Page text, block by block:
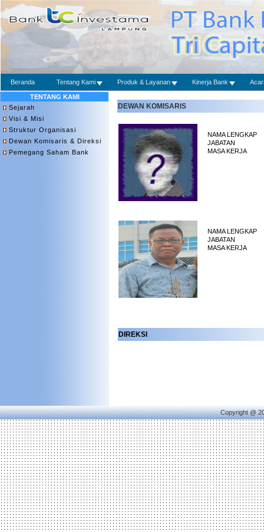
Beranda Tentang Kami Produk & Layanan Kinerja Bank
TENTANG KAMI
Sejarah
Visi & Misi
Struktur Organisasi
Dewan Komisaris & Direksi
Pemegang Saham Bank
DEWAN KOMISARIS
NAMA LENGKAP
JABATAN
MASA KERJA
NAMA LENGKAP
JABATAN
MASA KERJA
DIREKSI
Copyright @